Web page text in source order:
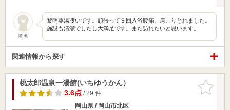
匿名
黎明薬湯凄いです。頑張って９回入浴腰痛、肩こりとれました。
施設も清潔でしたし大満足です。また訪れたいと思います。
関連情報から探す
お気に入
りに追加
桃太郎温泉一湯館(いちゆうかん）
3.6点/ 29 件
岡山県 / 岡山市北区